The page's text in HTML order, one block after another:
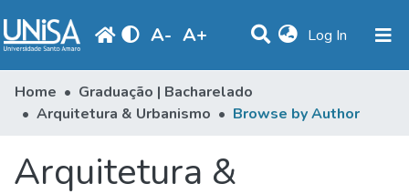
A- A+ Log In (current)
Communities & Collections
Browse
Produção Docente
Home
Graduação | Bacharelado
Arquitetura & Urbanismo
Browse by Author
Arquitetura &